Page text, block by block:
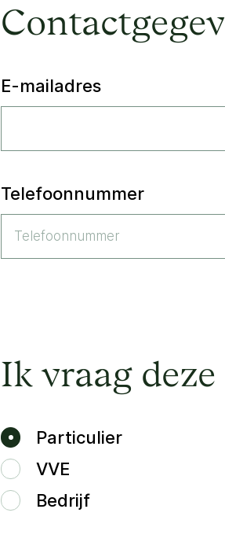
E-mailadres
Telefoonnummer
Ik vraag
Particulier
VVE
Bedrijf